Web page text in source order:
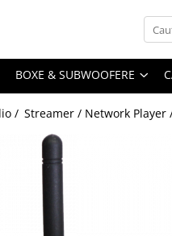
BOXE & SUBWOOFERE
/ Streamer / Network Player